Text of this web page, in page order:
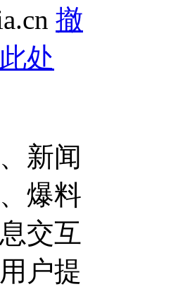
撤
处
新闻
爆料
交互
户提